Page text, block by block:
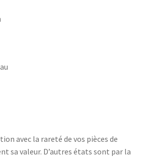
avec la rareté de vos pièces de
sa valeur. D’autres états sont par la